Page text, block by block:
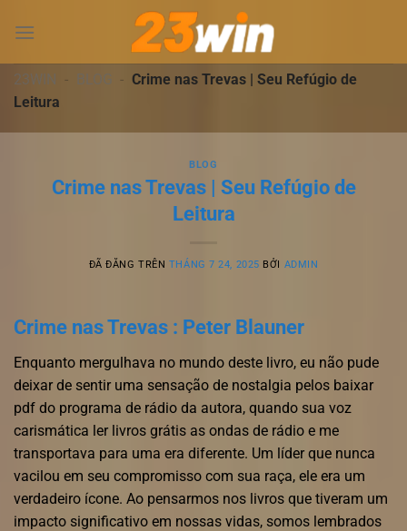
đến
dung23WIN - BLOG - Crime nas Trevas | Seu Refúgio de
Leitura
BLOG
Crime nas Trevas | Seu Refúgio de
Leitura
ĐÃ ĐĂNG TRÊN THÁNG 7 24, 2025 BỞI ADMIN
Crime nas Trevas : Peter Blauner
Enquanto mergulhava no mundo deste livro, eu não pude
deixar de sentir uma sensação de nostalgia pelos baixar
pdf do programa de rádio da autora, quando sua voz
carismática ler livros grátis as ondas de rádio e me
transportava para uma era diferente. Um líder que nunca
vacilou em seu compromisso com sua raça, ele era um
verdadeiro ícone. Ao pensarmos nos livros que tiveram um
impacto significativo em nossas vidas, somos lembrados